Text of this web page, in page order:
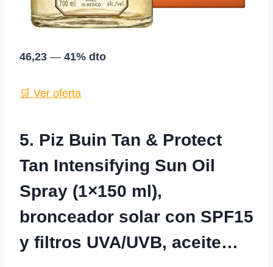
46,23 — 41% dto
🛒 Ver oferta
5. Piz Buin Tan & Protect
Tan Intensifying Sun Oil
Spray (1×150 ml),
bronceador solar con SPF15
y filtros UVA/UVB, aceite…